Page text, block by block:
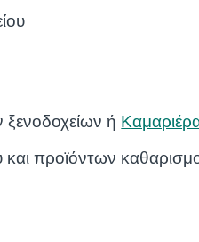
ή
και προϊόντων